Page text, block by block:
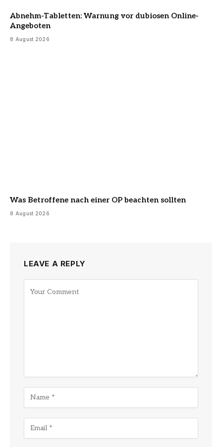
Abnehm-Tabletten: Warnung vor dubiosen Online-
Angeboten
8 August 2026
Was Betroffene nach einer OP beachten sollten
8 August 2026
LEAVE A REPLY